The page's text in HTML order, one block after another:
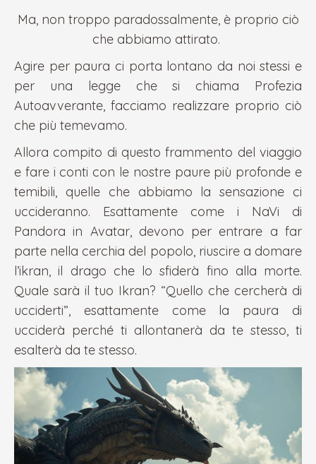
Ma, non troppo paradossalmente, è proprio ciò
che abbiamo attirato.
Agire per paura ci porta lontano da noi stessi e
per una legge che si chiama Profezia
Autoavverante, facciamo realizzare proprio ciò
che più temevamo.
Allora compito di questo frammento del viaggio
e fare i conti con le nostre paure più profonde e
temibili, quelle che abbiamo la sensazione ci
uccideranno. Esattamente come i NaVi di
Pandora in Avatar, devono per entrare a far
parte nella cerchia del popolo, riuscire a domare
l’ikran, il drago che lo sfiderà fino alla morte.
Quale sarà il tuo Ikran? “Quello che cercherà di
ucciderti”, esattamente come la paura di
ucciderà perché ti allontanerà da te stesso, ti
esalterà da te stesso.